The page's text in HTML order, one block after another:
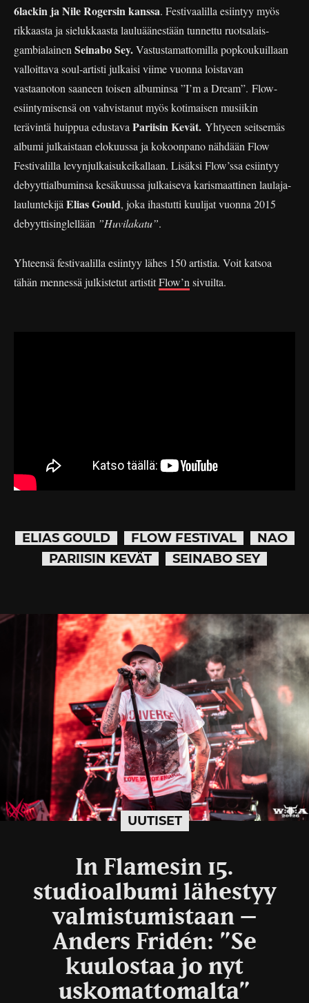
6lackin ja Nile Rogersin kanssa. Festivaalilla esiintyy myös
rikkaasta ja sielukkaasta lauluäänestään tunnettu ruotsalais-
gambialainen Seinabo Sey.Vastustamattomilla popkoukuillaan
valloittava soul-artisti julkaisi viime vuonna loistavan
vastaanoton saaneen toisen albuminsa ”I’m a Dream”. Flow-
esiintymisensä on vahvistanut myös kotimaisen musiikin
terävintä huippua edustava Pariisin Kevät. Yhtyeen seitsemäs
albumi julkaistaan elokuussa ja kokoonpano nähdään Flow
Festivalilla levynjulkaisukeikallaan. Lisäksi Flow’ssa esiintyy
debyyttialbuminsa kesäkuussa julkaiseva karismaattinen laulaja-
lauluntekijä Elias Gould, joka ihastutti kuulijat vuonna 2015
debyyttisinglellään ”Huvilakatu”.
Yhteensä festivaalilla esiintyy lähes 150 artistia. Voit katsoa
tähän mennessä julkistetut artistitFlow’n sivuilta.
ELIAS GOULD FLOW FESTIVAL
NAO
PARIISIN KEVÄT
SEINABO SEY
UUTISET
In Flamesin 15.
studioalbumi lähestyy
valmistumistaan –
Anders Fridén: ”Se
kuulostaa jo nyt
uskomattomalta”